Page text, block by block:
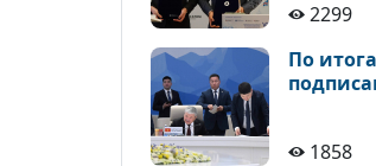
2299
По
1858